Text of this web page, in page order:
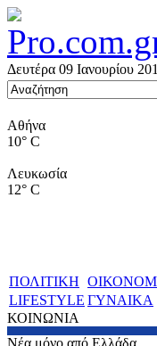
Δευτέρα 09 Ιανουρίου
Αθήνα
10° C
Λευκωσία
12° C
ΠΟΛΙΤΙΚΗ
LIFESTYLE ΓΥΝΑΙΚΑ
ΚΟΙΝΩΝΙΑ
Νέα μόνο από Ελλάδα